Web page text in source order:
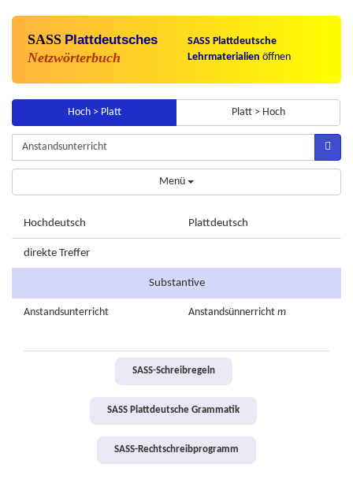
SASS Plattdeutsches
Netzwörterbuch
SASS Plattdeutsche
Lehrmaterialien öffnen
Hoch > Platt Platt > Hoch
Menü
Hochdeutsch Plattdeutsch
direkte Treffer
Substantive
Anstandsunterricht Anstandsünnerricht m
SASS-Schreibregeln
SASS Plattdeutsche Grammatik
SASS-Rechtschreibprogramm